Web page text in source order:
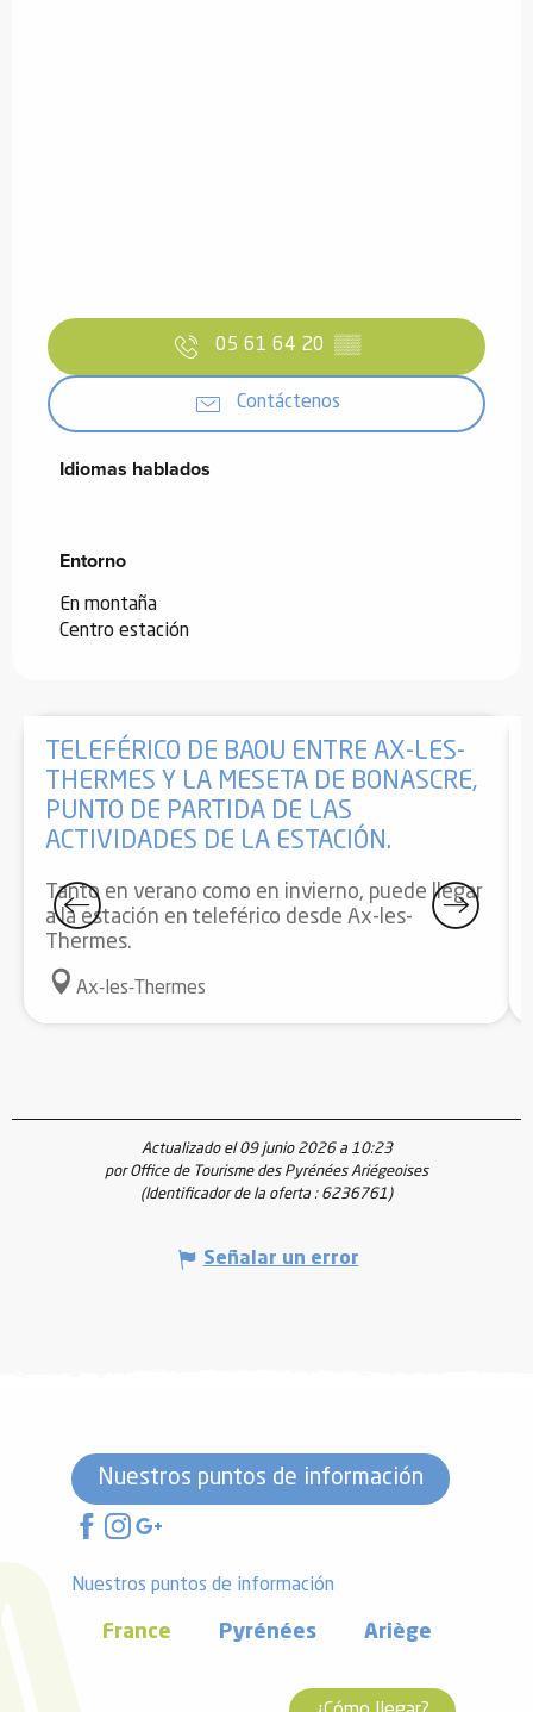
05 61 64 20 ▒▒
Contáctenos
Idiomas hablados
Idiomas hablados
Entorno
Entorno
En montaña
Centro estación
TELEFÉRICO DE BAOU ENTRE AX-LES-
THERMES Y LA MESETA DE BONASCRE,
PUNTO DE PARTIDA DE LAS
ACTIVIDADES DE LA ESTACIÓN.
Tanto en verano como en invierno, puede llegar
a la estación en teleférico desde Ax-les-
Thermes.
Ax-les-Thermes
Actualizado el 09 junio 2026 a 10:23
por Office de Tourisme des Pyrénées Ariégeoises
(Identificador de la oferta : 6236761 )
Señalar un error
Nuestros puntos de información
Nuestros puntos de información
France Pyrénées Ariège